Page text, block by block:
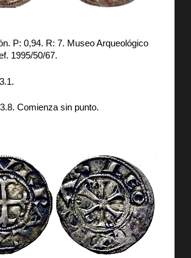
P: 0,94. R: 7. Museo Arqueológico
1995/50/67.
Comienza sin punto.